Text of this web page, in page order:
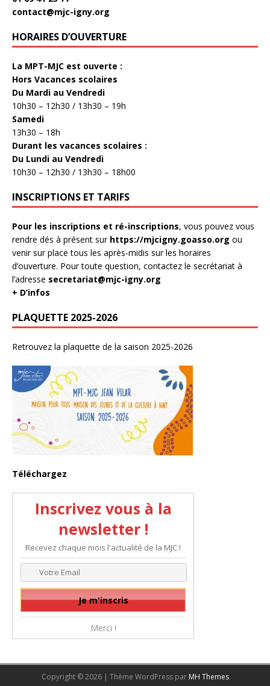
contact@mjc-igny.org
HORAIRES D’OUVERTURE
La MPT-MJC est ouverte :
Hors Vacances scolaires
Du Mardi au Vendredi
10h30 – 12h30 / 13h30 – 19h
Samedi
13h30 – 18h
Durant les vacances scolaires :
Du Lundi au Vendredi
10h30 – 12h30 / 13h30 – 18h00
INSCRIPTIONS ET TARIFS
Pour les inscriptions et ré-inscriptions, vous pouvez vous
rendre dés à présent sur https://mjcigny.goasso.org ou
venir sur place tous les après-midis sur les horaires
d’ouverture. Pour toute question, contactez le secrétariat à
l’adresse secretariat@mjc-igny.org
+ D’infos
PLAQUETTE 2025-2026
Retrouvez la plaquette de la saison 2025-2026
Téléchargez
Inscrivez vous à la
newsletter !
Recevez chaque mois l'actualité de la MJC !
Merci !
Copyright © 2026 | Thème WordPress par MH Themes